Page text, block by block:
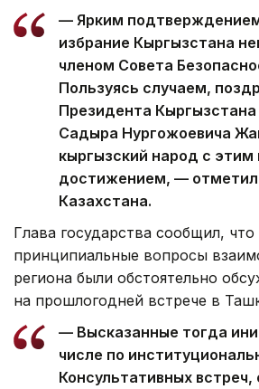
— Ярким
избрание Кыргызстана
членом Совета
Пользуясь случаем,
Президента
Садыра Нургожоевича
кыргызский народ с этим
достижением, —
Казахстана.
Глава государства сообщил, что
принципиальные вопросы
региона были обстоятельно
на прошлогодней встрече в
— Высказанные тогда
числе по
Консультативных